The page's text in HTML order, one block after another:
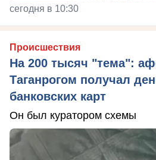
сегодня в 10:30
Происшествия
На 200 тысяч "тема":
Таганрогом получал
банковских карт
Он был куратором схемы